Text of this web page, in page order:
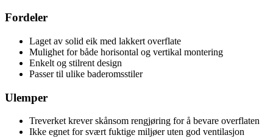
Fordeler
Laget av solid eik med lakkert overflate
Mulighet for både horisontal og vertikal montering
Enkelt og stilrent design
Passer til ulike baderomsstiler
Ulemper
Treverket krever skånsom rengjøring for å bevare overflaten
Ikke egnet for svært fuktige miljøer uten god ventilasjon